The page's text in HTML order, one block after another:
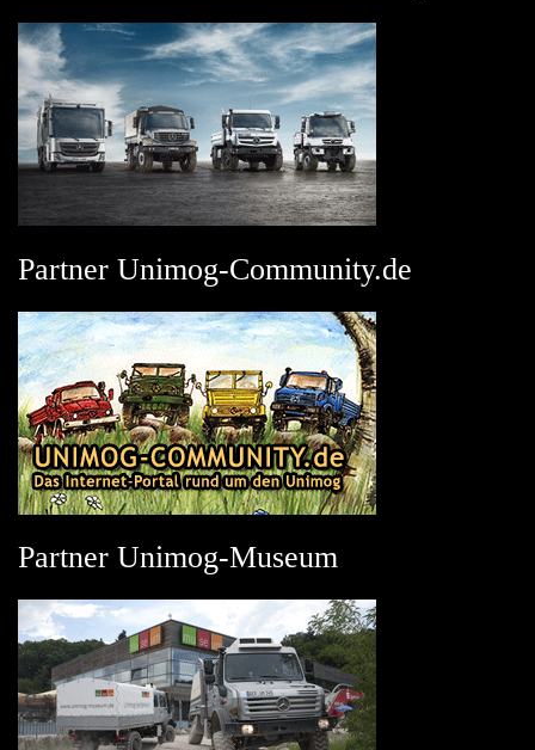
Partner Unimog-Community.de
Partner Unimog-Museum